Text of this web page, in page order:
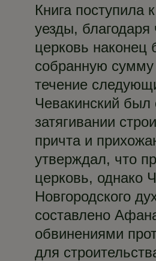
Книга поступила
уезды,
церковь наконец
собранную сумму
течение
Чевакинский
затягивании
причта и
утверждал, что
церковь, однако
Новгородского
составлено
обвинениями
для